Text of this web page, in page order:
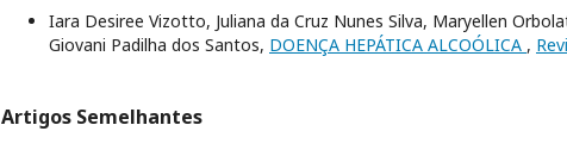
Iara Desiree Vizotto, Juliana da Cruz Nunes Silva, Maryellen
Giovani Padilha dos Santos, DOENÇA HEPÁTICA ALCOÓLICA ,
Artigos Semelhantes